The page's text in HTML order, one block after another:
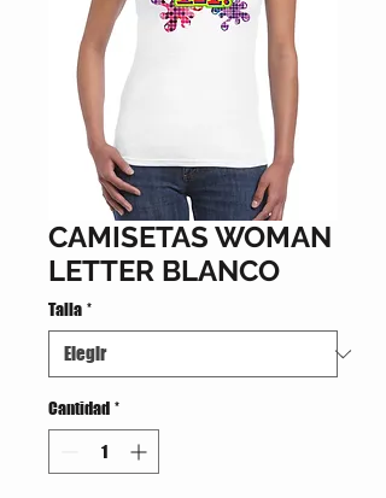
CAMISETAS WOMAN
LETTER BLANCO
Talla *
Cantidad *